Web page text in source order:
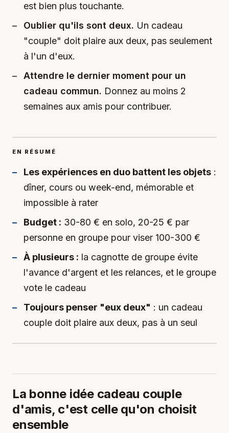
est bien plus touchante.
Oublier qu'ils sont deux. Un cadeau
"couple" doit plaire aux deux, pas seulement
à l'un d'eux.
Attendre le dernier moment pour un
cadeau commun. Donnez au moins 2
semaines aux amis pour contribuer.
EN RÉSUMÉ
Les expériences en duo battent les objets :
dîner, cours ou week-end, mémorable et
impossible à rater
Budget : 30-80 € en solo, 20-25 € par
personne en groupe pour viser 100-300 €
À plusieurs : la cagnotte de groupe évite
l'avance d'argent et les relances, et le groupe
vote le cadeau
Toujours penser "eux deux" : un cadeau
couple doit plaire aux deux, pas à un seul
La bonne idée cadeau couple
d'amis, c'est celle qu'on choisit
ensemble